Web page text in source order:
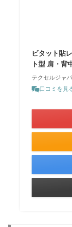
ビタット貼
ト型 肩・背
テクセルジャ
口コミを見